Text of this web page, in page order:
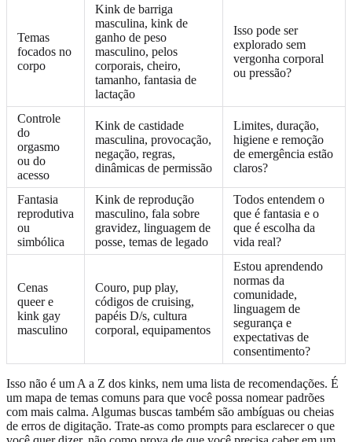
Temas
focados no
corpo
Kink de barriga
masculina, kink de
ganho de peso
masculino, pelos
corporais, cheiro,
tamanho, fantasia de
lactação
Isso pode ser
explorado sem
vergonha corporal
ou pressão?
Controle
do
orgasmo
ou do
acesso
Kink de castidade
masculina, provocação,
negação, regras,
dinâmicas de permissão
Limites, duração,
higiene e remoção
de emergência estão
claros?
Fantasia
reprodutiva
ou
simbólica
Kink de reprodução
masculino, fala sobre
gravidez, linguagem de
posse, temas de legado
Todos entendem o
que é fantasia e o
que é escolha da
vida real?
Cenas
queer e
kink gay
masculino
Couro, pup play,
códigos de cruising,
papéis D/s, cultura
corporal, equipamentos
Estou aprendendo
normas da
comunidade,
linguagem de
segurança e
expectativas de
consentimento?
Isso não é um A a Z dos kinks, nem uma lista de recomendações. É
um mapa de temas comuns para que você possa nomear padrões
com mais calma. Algumas buscas também são ambíguas ou cheias
de erros de digitação. Trate-as como prompts para esclarecer o que